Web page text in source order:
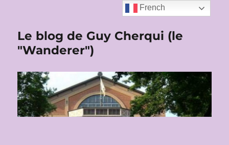
Le blog de Guy Cherqui (le
"Wanderer")
French